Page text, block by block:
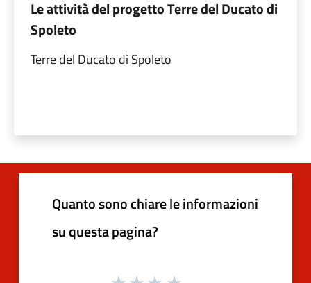
Le attività del progetto Terre del Ducato di
Spoleto
Terre del Ducato di Spoleto
Quanto sono chiare le informazioni
su questa pagina?